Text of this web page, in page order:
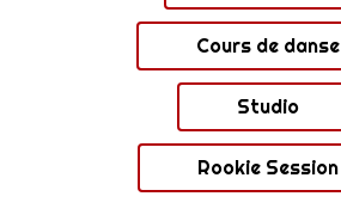
Cours de danse
Studio
Rookie Session